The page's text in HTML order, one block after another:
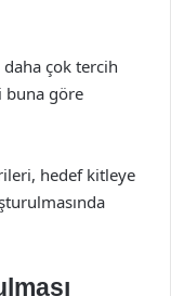
çok tercih
buna göre
hedef kitleye